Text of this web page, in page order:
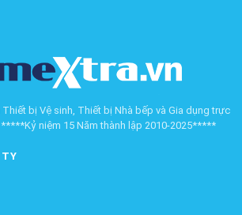
bị Vệ sinh, Thiết bị Nhà bếp và Gia dụng trực
niệm 15 Năm thành lập 2010-2025*****